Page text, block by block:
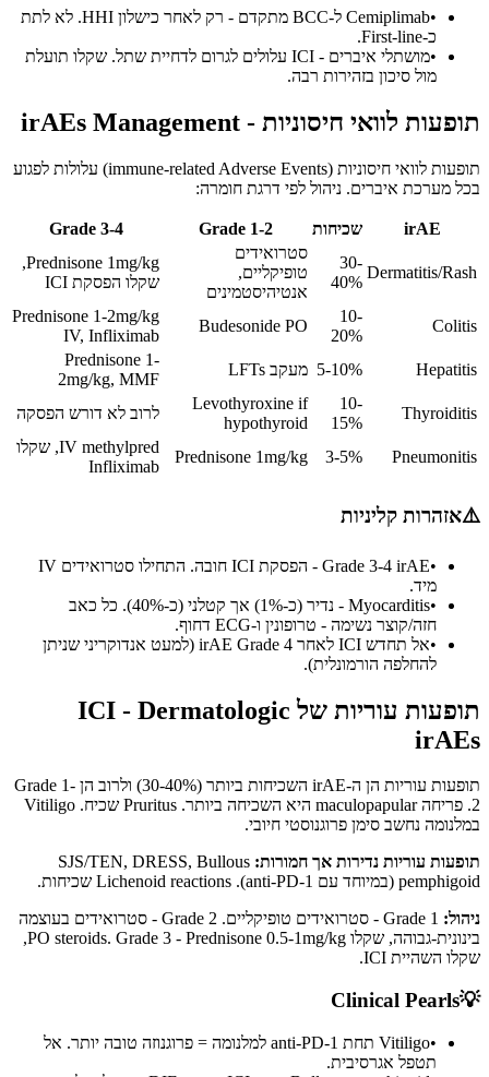
•
Cemiplimab ל-BCC מתקדם - רק לאחר כישלון HHI. לא לתת
כ-First-line.
•
מושתלי איברים - ICI עלולים לגרום לדחיית שתל. שקלו תועלת
מול סיכון בזהירות רבה.
תופעות לוואי חיסוניות - irAEs Management
תופעות לוואי חיסוניות (immune-related Adverse Events) עלולות לפגוע
בכל מערכת איברים. ניהול לפי דרגת חומרה:
irAE שכיחות Grade 1-2
Grade 3-4
Dermatitis/Rash
30-
40%
סטרואידים
טופיקליים,
אנטיהיסטמינים
Prednisone 1mg/kg,
שקלו הפסקת ICI
Colitis
10-
20%
Budesonide PO
Prednisone 1-2mg/kg
IV, Infliximab
Hepatitis
5-10% מעקב LFTs
Prednisone 1-
2mg/kg, MMF
Thyroiditis
10-
15%
Levothyroxine if
hypothyroid
לרוב לא דורש הפסקה
Pneumonitis
3-5%
Prednisone 1mg/kg
IV methylpred, שקלו
Infliximab
⚠️אזהרות קליניות
•
Grade 3-4 irAE - הפסקת ICI חובה. התחילו סטרואידים IV
מיד.
•
Myocarditis - נדיר (כ-1%) אך קטלני (כ-40%). כל כאב
חזה/קוצר נשימה - טרופונין ו-ECG דחוף.
•
אל תחדש ICI לאחר irAE Grade 4 (למעט אנדוקריני שניתן
להחלפה הורמונלית).
תופעות עוריות של ICI - Dermatologic
irAEs
תופעות עוריות הן ה-irAE השכיחות ביותר (30-40%) ולרוב הן Grade 1-
2. פריחה maculopapular היא השכיחה ביותר. Pruritus שכיח. Vitiligo
במלנומה נחשב סימן פרוגנוסטי חיובי.
תופעות עוריות נדירות אך חמורות: SJS/TEN, DRESS, Bullous
pemphigoid (במיוחד עם anti-PD-1). Lichenoid reactions שכיחות.
ניהול:
Grade 1 - סטרואידים טופיקליים. Grade 2 - סטרואידים בעוצמה
בינונית-גבוהה, שקלו PO steroids. Grade 3 - Prednisone 0.5-1mg/kg,
שקלו השהיית ICI.
💡
Clinical Pearls
•
Vitiligo תחת anti-PD-1 למלנומה = פרוגנוזה טובה יותר. אל
תטפל אגרסיבית.